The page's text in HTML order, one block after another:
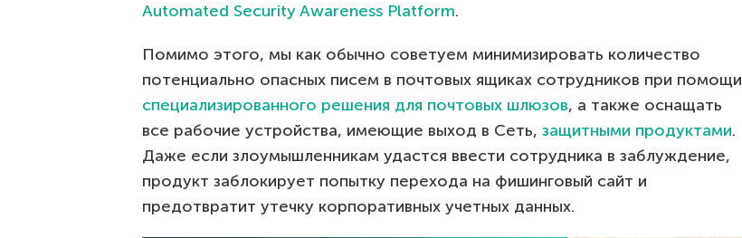
Automated Security Awareness Platform.
Помимо этого, мы как обычно советуем минимизировать количество
потенциально опасных писем в почтовых ящиках сотрудников при помощи
специализированного решения для почтовых шлюзов, а также оснащать
все рабочие устройства, имеющие выход в Сеть, защитными продуктами.
Даже если злоумышленникам удастся ввести сотрудника в заблуждение,
продукт заблокирует попытку перехода на фишинговый сайт и
предотвратит утечку корпоративных учетных данных.